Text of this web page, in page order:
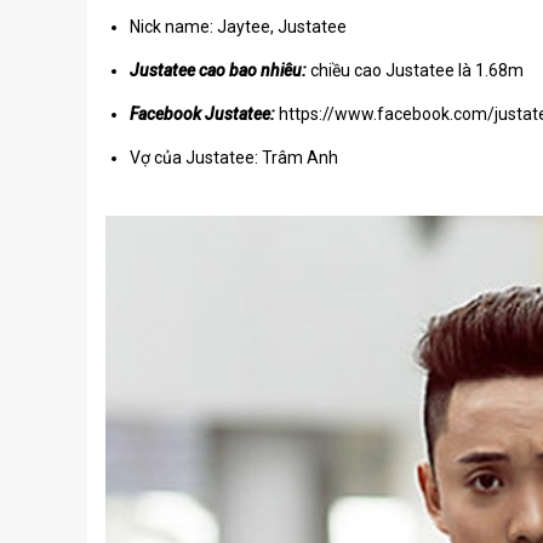
Nick name: Jaytee, Justatee
Justatee cao bao nhiêu:chiều cao Justatee là 1.68m
Facebook Justatee: https://www.facebook.com/
Vợ của Justatee: Trâm Anh